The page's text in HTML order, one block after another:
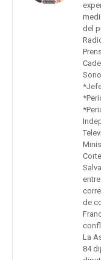
del
de
La
84